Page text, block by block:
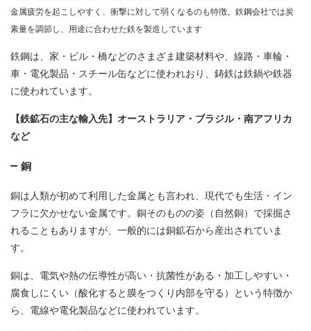
金属疲労を起こしやすく、衝撃に対して弱くなるのも特徴。鉄鋼会社では炭
素量を調節し、用途に合わせた鉄を製造しています
鉄鋼は、家・ビル・橋などのさまざま建築材料や、線路・車輪・
車・電化製品・スチール缶などに使われおり、鋳鉄は鉄鍋や鉄器
に使われています。
【鉄鉱石の主な輸入先】オーストラリア・ブラジル・南アフリカ
など
銅
銅は人類が初めて利用した金属とも言われ、現代でも生活・イン
フラに欠かせない金属です。銅そのものの姿（自然銅）で採掘さ
れることもありますが、一般的には銅鉱石から産出されていま
す。
銅は、電気や熱の伝導性が高い・抗菌性がある・加工しやすい・
腐食しにくい（酸化すると膜をつくり内部を守る）という特徴か
ら、電線や電化製品などに使われています。